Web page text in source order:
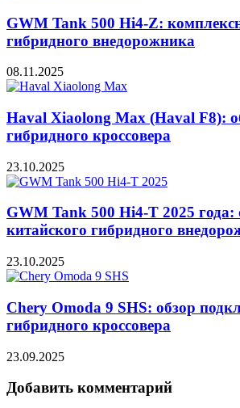
GWM Tank 500 Hi4-Z:
гибридного внедорожника
08.11.2025
Haval Xiaolong Max (Haval F8):
гибридного кроссовера
23.10.2025
GWM Tank 500 Hi4-T 2025 года:
китайского гибридного
23.10.2025
Chery Omoda 9 SHS: обзор
гибридного кроссовера
23.09.2025
Добавить комментарий